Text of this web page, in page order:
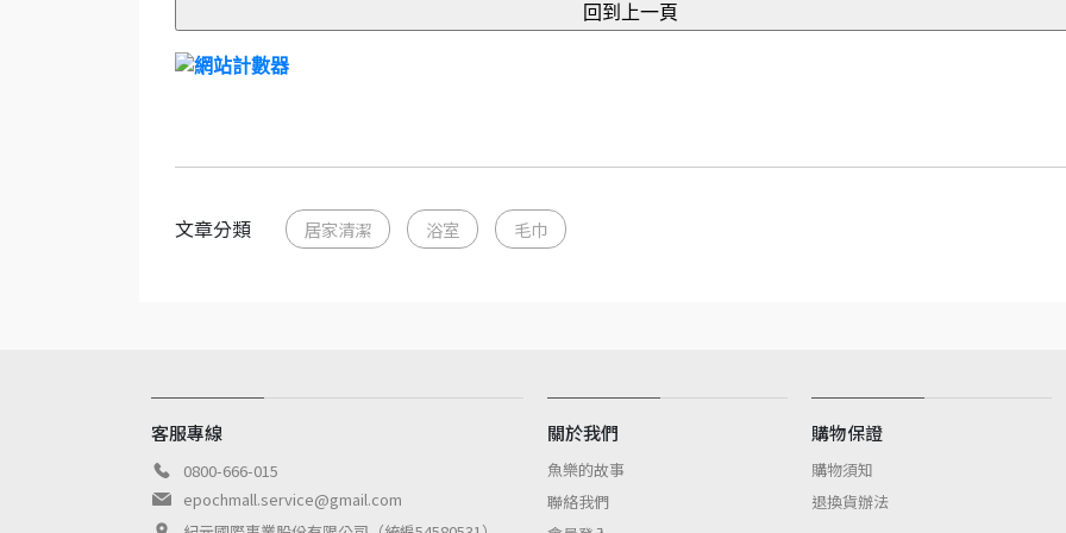
文章分類 居家清潔 浴室 毛巾
客服專線
0800-666-015
epochmall.service@gmail.com
關於我們
魚樂的故事
聯絡我們
購物保證
購物須知
退換貨辦法